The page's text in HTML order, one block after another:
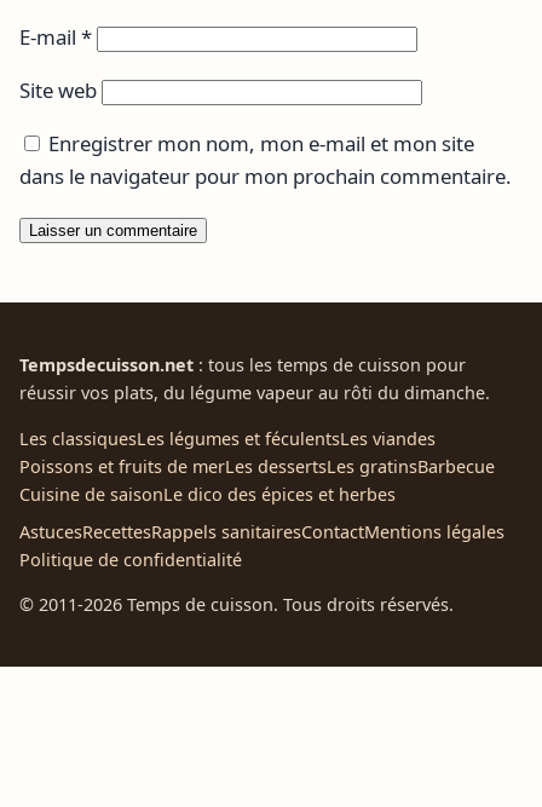
E-mail *
Site web
Enregistrer mon nom, mon e-mail et mon site
dans le navigateur pour mon prochain commentaire.
Tempsdecuisson.net : tous les temps de cuisson pour
réussir vos plats, du légume vapeur au rôti du dimanche.
Les classiquesLes légumes et féculentsLes viandes
Poissons et fruits de merLes dessertsLes gratinsBarbecue
Cuisine de saisonLe dico des épices et herbes
AstucesRecettesRappels sanitairesContactMentions légales
Politique de confidentialité
© 2011-2026 Temps de cuisson. Tous droits réservés.